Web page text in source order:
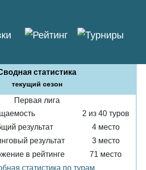
статистика
текущий сезон
Первая лига
2 из 40 туров
результат
4 место
результат
3 место
в рейтинге
71 место
статистика по турам